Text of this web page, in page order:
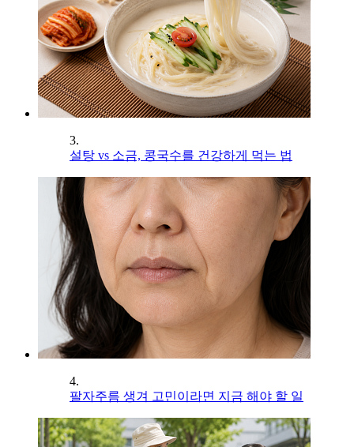
3.
설탕 vs 소금, 콩국수를 건강하게 먹는 법
4.
팔자주름 생겨 고민이라면 지금 해야 할 일